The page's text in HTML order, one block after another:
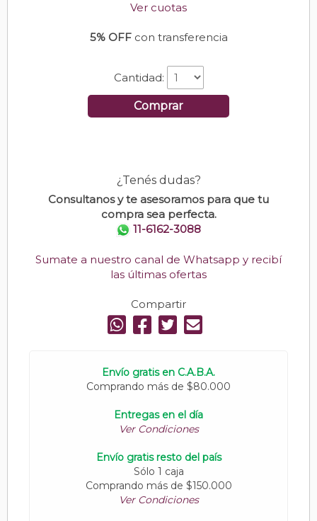
Ver cuotas
5% OFFcon transferencia
Cantidad:
Comprar
¿Tenés dudas?
Consultanos y te asesoramos para que tu
compra sea perfecta.
11-6162-3088
Sumate a nuestro canal de Whatsapp y recibí
las últimas ofertas
Compartir
Envío gratis en C.A.B.A.
Comprando más de $80.000
Entregas en el día
Ver Condiciones
Envío gratis resto del país
Sólo 1 caja
Comprando más de $150.000
Ver Condiciones